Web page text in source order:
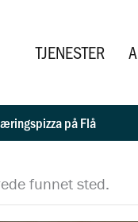
TJENESTER
på Flå
funnet sted.